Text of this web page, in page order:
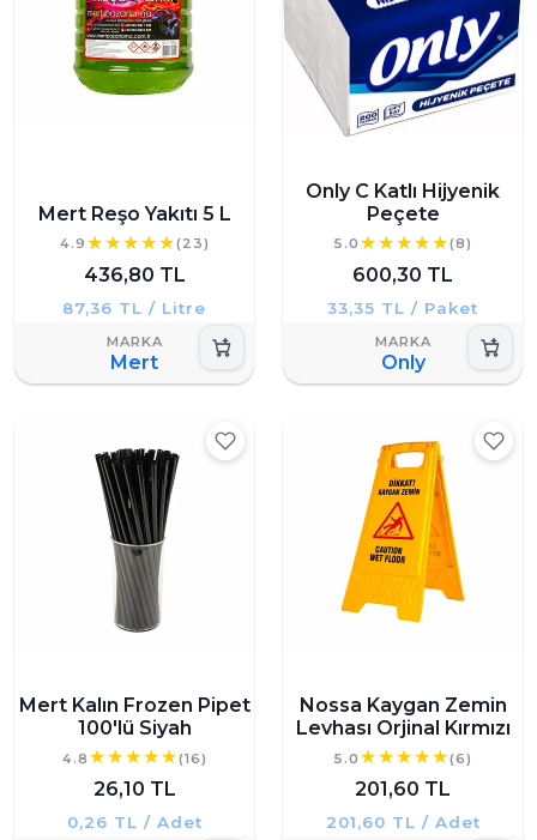
Mert Reşo Yakıtı 5 L
4.9 (23)
436,80 TL
87,36 TL / Litre
Mert
Only C Katlı Hijyenik
Peçete
5.0 (8)
600,30 TL
33,35 TL / Paket
Only
Mert Kalın Frozen Pipet
100'lü Siyah
4.8 (16)
26,10 TL
0,26 TL / Adet
Nossa Kaygan Zemin
Levhası Orjinal Kırmızı
5.0 (6)
201,60 TL
201,60 TL / Adet